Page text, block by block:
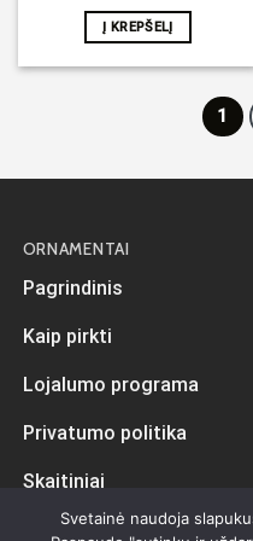
Į KREPŠELĮ
1
ORNAMENTAI
Pagrindinis
Kaip pirkti
Lojalumo programa
Privatumo politika
Skaitiniai
Svetainė naudoja